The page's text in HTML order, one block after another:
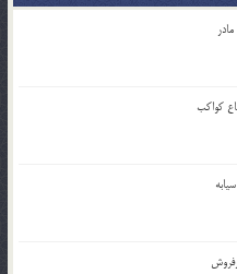
کواکب